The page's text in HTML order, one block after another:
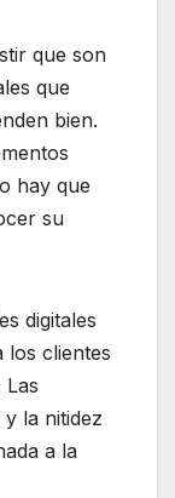
que son
que
bien.
hay que
su
digitales
los clientes
Las
la nitidez
a la